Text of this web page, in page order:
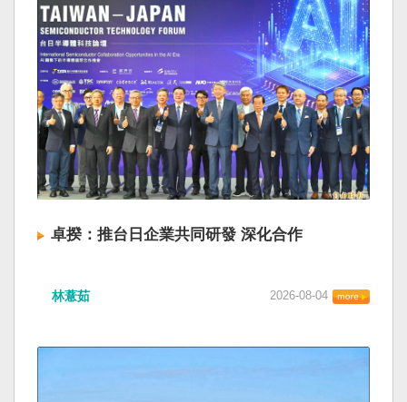
卓揆：推台日企業共同研發 深化合作
林薏茹 2026-08-04